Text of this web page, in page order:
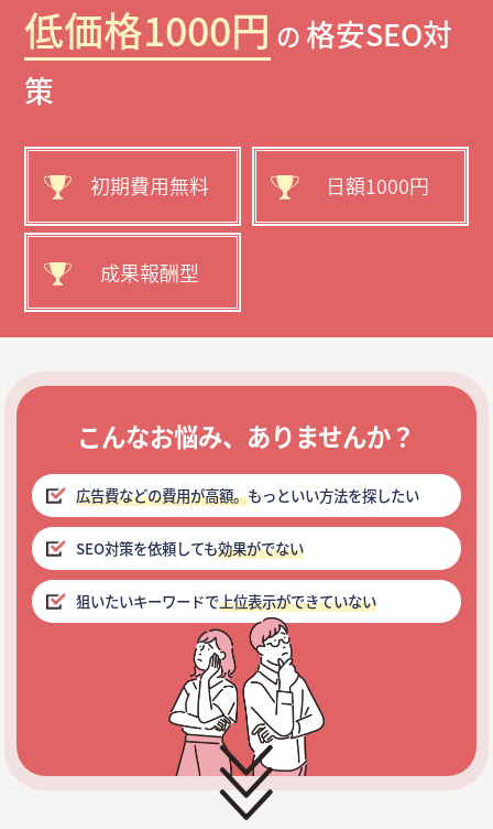
低価格1000円 の 格安SEO対
策
初期費用無料 日額1000円
成果報酬型
こんなお悩み、ありませんか？
広告費などの費用が高額。もっといい方法を探したい
SEO対策を依頼しても効果がでない
狙いたいキーワードで上位表示ができていない